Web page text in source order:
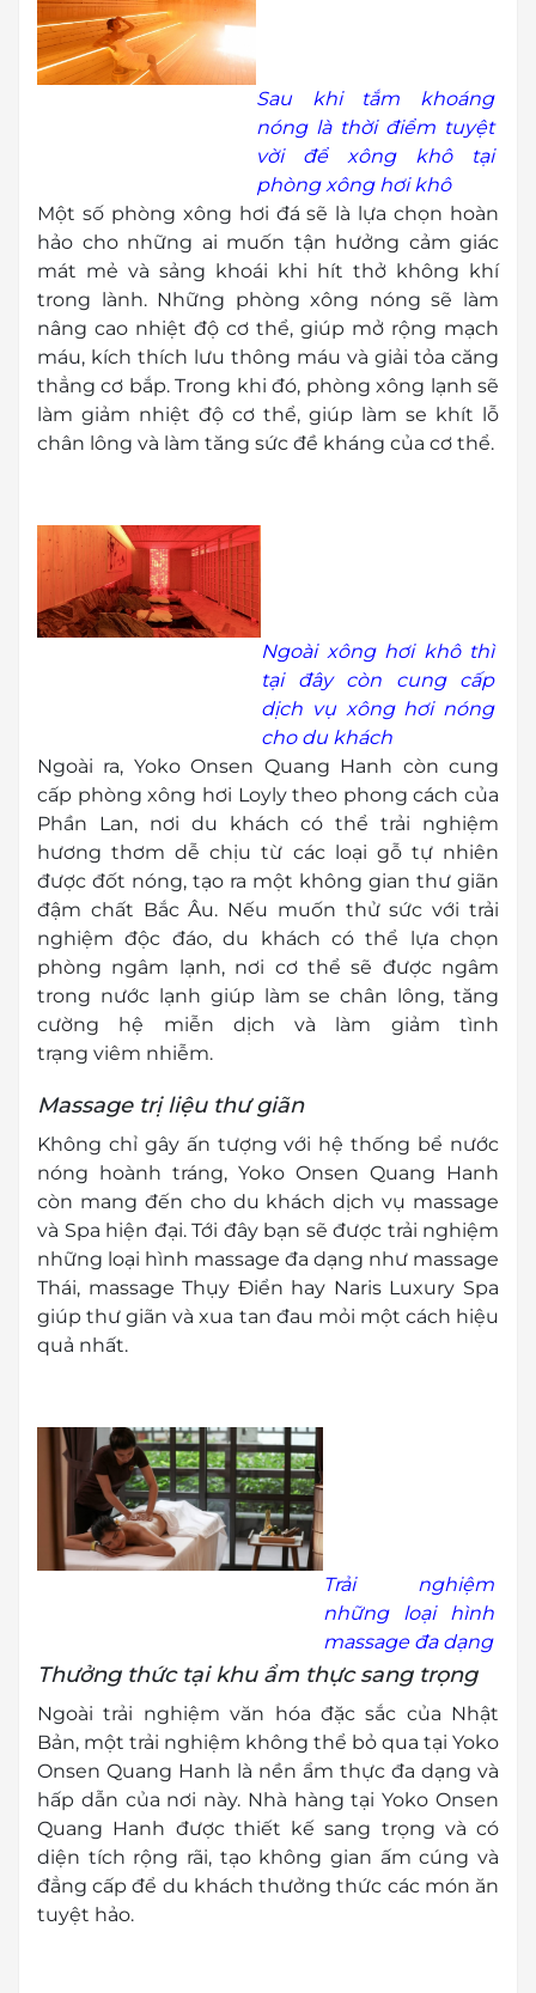
Sau khi tắm khoáng
nóng là thời điểm tuyệt
vời để xông khô tại
phòng xông hơi khô
Một số phòng xông hơi đá sẽ là lựa chọn hoàn
hảo cho những ai muốn tận hưởng cảm giác
mát mẻ và sảng khoái khi hít thở không khí
trong lành. Những phòng xông nóng sẽ làm
nâng cao nhiệt độ cơ thể, giúp mở rộng mạch
máu, kích thích lưu thông máu và giải tỏa căng
thẳng cơ bắp. Trong khi đó, phòng xông lạnh sẽ
làm giảm nhiệt độ cơ thể, giúp làm se khít lỗ
chân lông và làm tăng sức đề kháng của cơ thể.
Ngoài xông hơi khô thì
tại đây còn cung cấp
dịch vụ xông hơi nóng
cho du khách
Ngoài ra, Yoko Onsen Quang Hanh còn cung
cấp phòng xông hơi Loyly theo phong cách của
Phần Lan, nơi du khách có thể trải nghiệm
hương thơm dễ chịu từ các loại gỗ tự nhiên
được đốt nóng, tạo ra một không gian thư giãn
đậm chất Bắc Âu. Nếu muốn thử sức với trải
nghiệm độc đáo, du khách có thể lựa chọn
phòng ngâm lạnh, nơi cơ thể sẽ được ngâm
trong nước lạnh giúp làm se chân lông, tăng
cường hệ miễn dịch và làm giảm tình
trạng viêm nhiễm.
Massage trị liệu thư giãn
Không chỉ gây ấn tượng với hệ thống bể nước
nóng hoành tráng, Yoko Onsen Quang Hanh
còn mang đến cho du khách dịch vụ massage
và Spa hiện đại. Tới đây bạn sẽ được trải nghiệm
những loại hình massage đa dạng như massage
Thái, massage Thụy Điển hay Naris Luxury Spa
giúp thư giãn và xua tan đau mỏi một cách hiệu
quả nhất.
Trải nghiệm
những loại hình
massage đa dạng
Thưởng thức tại khu ẩm thực sang trọng
Ngoài trải nghiệm văn hóa đặc sắc của Nhật
Bản, một trải nghiệm không thể bỏ qua tại Yoko
Onsen Quang Hanh là nền ẩm thực đa dạng và
hấp dẫn của nơi này. Nhà hàng tại Yoko Onsen
Quang Hanh được thiết kế sang trọng và có
diện tích rộng rãi, tạo không gian ấm cúng và
đẳng cấp để du khách thưởng thức các món ăn
tuyệt hảo.